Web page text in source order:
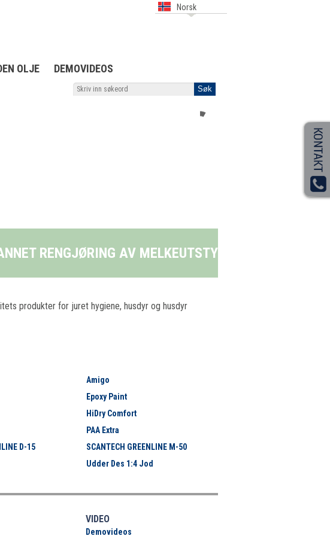
Norsk
OLJE DEMOVIDEOS
produkter for juret hygiene, husdyr og husdyr
D-15
Amigo
Epoxy Paint
HiDry Comfort
PAA Extra
SCANTECH GREENLINE M-50
Udder Des 1:4 Jod
VIDEO
Demovideos